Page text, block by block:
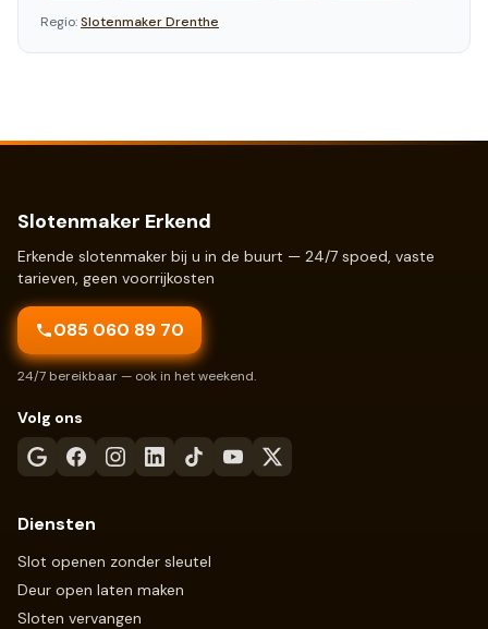
Regio:SlotenmakerDrenthe
Slotenmaker Erkend
Erkende slotenmaker bij u in de buurt — 24/7 spoed, vaste
tarieven, geen voorrijkosten
085 060 89 70
24/7 bereikbaar — ook in het weekend.
Volg ons
Diensten
Slot openen zonder sleutel
Deur open laten maken
Sloten vervangen